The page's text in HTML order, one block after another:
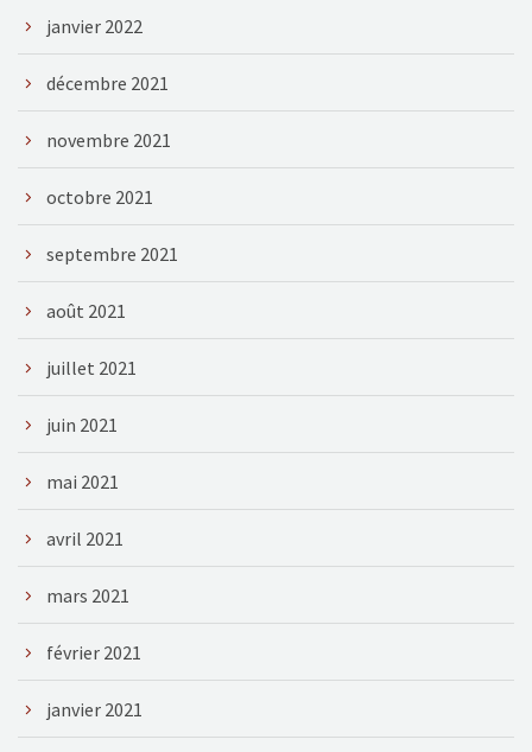
janvier 2022
décembre 2021
novembre 2021
octobre 2021
septembre 2021
août 2021
juillet 2021
juin 2021
mai 2021
avril 2021
mars 2021
février 2021
janvier 2021